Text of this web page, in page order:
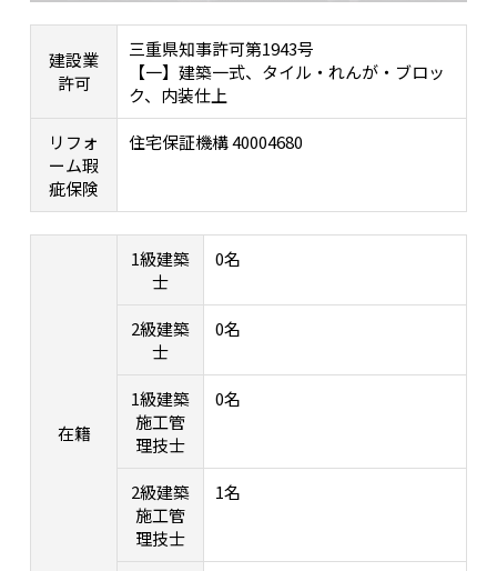
建設業
許可
三重県知事許可第1943号
【一】建築一式、タイル・れんが・ブロッ
ク、内装仕上
リフォ
ーム瑕
疵保険
住宅保証機構 40004680
在籍
1級建築
士
0名
2級建築
士
0名
1級建築
施工管
理技士
0名
2級建築
施工管
理技士
1名